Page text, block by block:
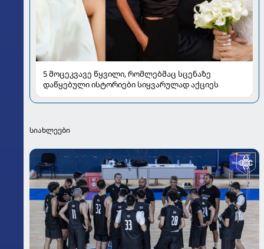
5 მოცეკვავე წყვილი, რომლებმაც სცენაზე
დაწყებული ისტორიები სიყვარულად აქციეს
სიახლეები